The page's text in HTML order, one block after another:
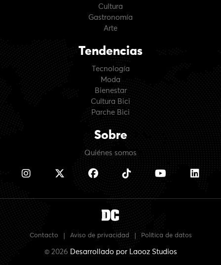
Cultura
Gastronomía
Arte
Tendencias
Tecnología
Moda
Bienestar
Cultura Bici
Parche Bici
Sobre
Quiénes somos
Contacto Aviso de privacidad Política de datos
© 2026 Desarrollado por Laooz Studios